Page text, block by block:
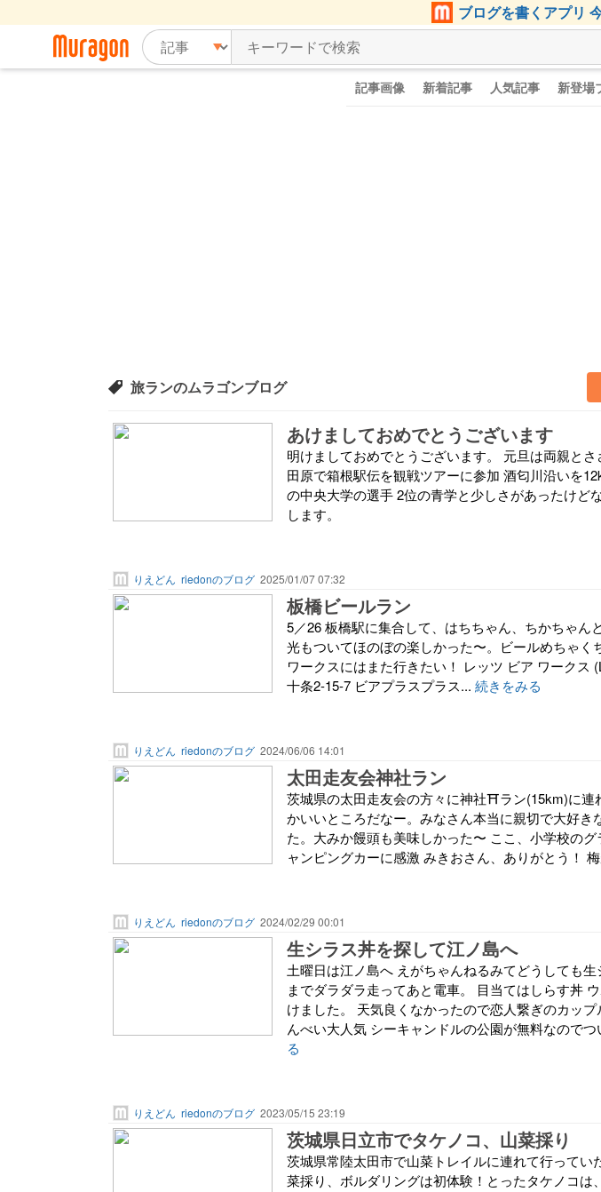
ブログを書くアプリ
記事画像 新着記事 人気記事 新登場
旅ランのムラゴンブログ
あけましておめでとうございます
明けましておめでとうございます。 元旦は両親と
田原で箱根駅伝を観戦ツアーに参加 酒匂川沿いを
の中央大学の選手 2位の青学と少しさがあったけど
します。
りえどん riedonのブログ 2025/01/07 07:32
板橋ビールラン
5／26 板橋駅に集合して、はちちゃん、ちかちゃん
光もついてほのぼの楽しかった〜。ビールめちゃく
ワークスにはまた行きたい！ レッツ ビア ワークス
十条2-15-7 ビアプラスプラス... 続きをみる
りえどん riedonのブログ 2024/06/06 14:01
太田走友会神社ラン
茨城県の太田走友会の方々に神社⛩️ラン(15km)に連
かいいところだなー。みなさん本当に親切で大好
た。大みか饅頭も美味しかった〜 ここ、小学校の
ャンピングカーに感激 みきおさん、ありがとう！
りえどん riedonのブログ 2024/02/29 00:01
生シラス丼を探して江ノ島へ
土曜日は江ノ島へ えがちゃんねるみてどうしても
までダラダラ走ってあと電車。 目当てはしらす丼
けました。 天気良くなかったので恋人繋ぎのカッ
んべい大人気 シーキャンドルの公園が無料なので
る
りえどん riedonのブログ 2023/05/15 23:19
茨城県日立市でタケノコ、山菜採り
茨城県常陸太田市で山菜トレイルに連れて行ってい
菜採り、ボルダリングは初体験！とったタケノコは